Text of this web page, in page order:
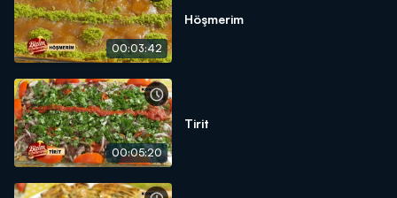
00:03:42
Höşmerim
00:05:20
Tirit